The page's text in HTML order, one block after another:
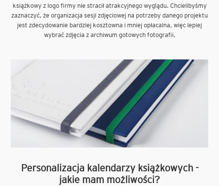
książkowy z logo firmy nie stracił atrakcyjnego wyglądu. Chcielibyśmy
zaznaczyć, że organizacja sesji zdjęciowej na potrzeby danego projektu
jest zdecydowanie bardziej kosztowna i mniej opłacalna, więc lepiej
wybrać zdjęcia z archiwum gotowych fotografii.
Personalizacja kalendarzy książkowych -
jakie mam możliwości?